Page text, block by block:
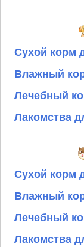
Сухой корм
Влажный
Лечебный
Лакомства
Сухой корм
Влажный
Лечебный
Лакомства